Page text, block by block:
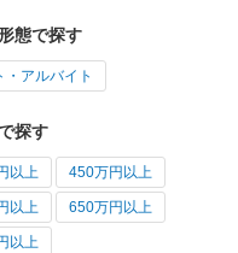
態で探す
・アルバイト
探す
以上 450万円以上
以上 650万円以上
以上